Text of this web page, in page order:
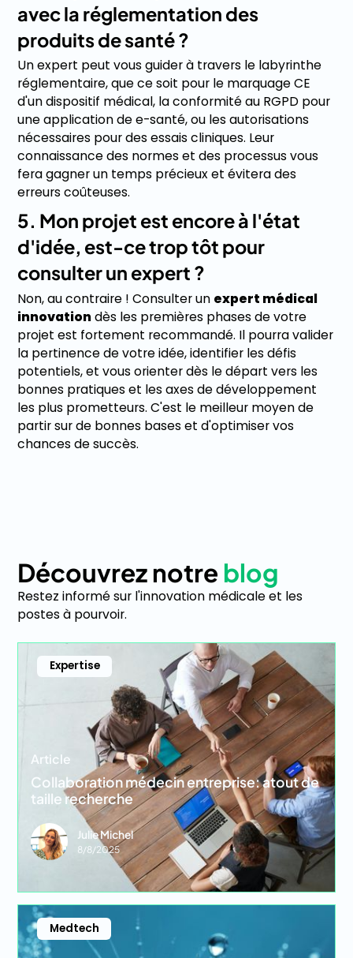
avec la réglementation des
produits de santé ?
Un expert peut vous guider à travers le labyrinthe
réglementaire, que ce soit pour le marquage CE
d'un dispositif médical, la conformité au RGPD pour
une application de e-santé, ou les autorisations
nécessaires pour des essais cliniques. Leur
connaissance des normes et des processus vous
fera gagner un temps précieux et évitera des
erreurs coûteuses.
5. Mon projet est encore à l'état
d'idée, est-ce trop tôt pour
consulter un expert ?
Non, au contraire ! Consulter un expert médical
innovationdès les premières phases de votre
projet est fortement recommandé. Il pourra valider
la pertinence de votre idée, identifier les défis
potentiels, et vous orienter dès le départ vers les
bonnes pratiques et les axes de développement
les plus prometteurs. C'est le meilleur moyen de
partir sur de bonnes bases et d'optimiser vos
chances de succès.
Découvrez notre blog
Restez informé sur l'innovation médicale et les
postes à pourvoir.
Expertise
Article
Collaboration médecin entreprise: atout de
taille recherche
Julie Michel
8/8/2025
Medtech